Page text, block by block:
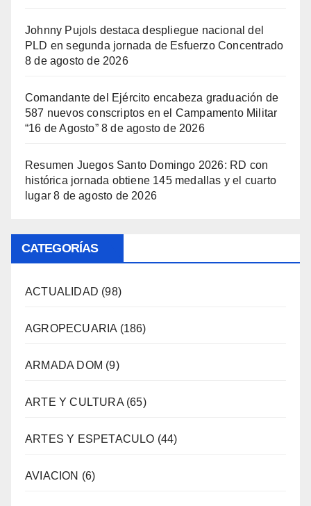
Johnny Pujols destaca despliegue nacional del
PLD en segunda jornada de Esfuerzo Concentrado
8 de agosto de 2026
Comandante del Ejército encabeza graduación de
587 nuevos conscriptos en el Campamento Militar
“16 de Agosto” 8 de agosto de 2026
Resumen Juegos Santo Domingo 2026: RD con
histórica jornada obtiene 145 medallas y el cuarto
lugar 8 de agosto de 2026
CATEGORÍAS
ACTUALIDAD (98)
AGROPECUARIA (186)
ARMADA DOM (9)
ARTE Y CULTURA(65)
ARTES Y ESPETACULO (44)
AVIACION (6)